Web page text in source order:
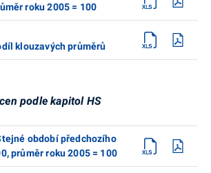
roku 2005 = 100
klouzavých průměrů
podle kapitol HS
období předchozího
průměr roku 2005 = 100